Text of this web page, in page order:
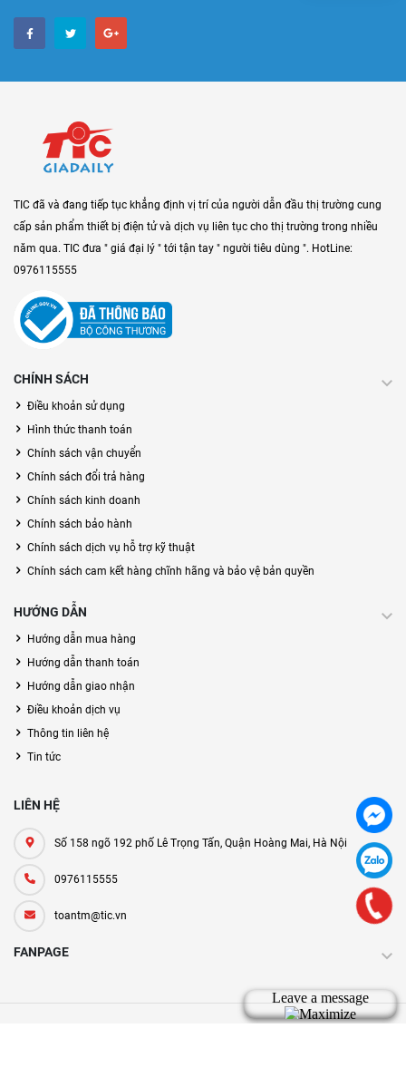
TIC đã và đang tiếp tục khẳng định vị trí của người dẫn đầu thị trường cung
cấp sản phẩm thiết bị điện tử và dịch vụ liên tục cho thị trường trong nhiều
năm qua. TIC đưa " giá đại lý " tới tận tay " người tiêu dùng ". HotLine:
0976115555
CHÍNH SÁCH
Điều khoản sử dụng
Hình thức thanh toán
Chính sách vận chuyển
Chính sách đổi trả hàng
Chính sách kinh doanh
Chính sách bảo hành
Chính sách dịch vụ hỗ trợ kỹ thuật
Chính sách cam kết hàng chĩnh hãng và bảo vệ bản quyền
HƯỚNG DẪN
Hướng dẫn mua hàng
Hướng dẫn thanh toán
Hướng dẫn giao nhận
Điều khoản dịch vụ
Thông tin liên hệ
Tin tức
LIÊN HỆ
Số 158 ngõ 192 phố Lê Trọng Tấn, Quận Hoàng Mai, Hà Nội
0976115555
toantm@tic.vn
FANPAGE